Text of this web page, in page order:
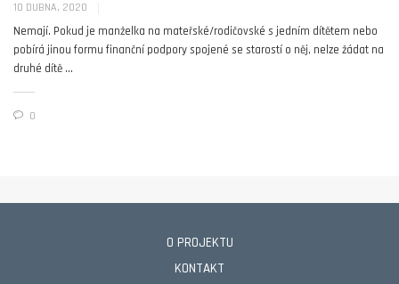
10 DUBNA, 2020
Nemají. Pokud je manželka na mateřské/rodičovské s jedním dítětem nebo
pobírá jinou formu finanční podpory spojené se starostí o něj, nelze žádat na
druhé dítě ...
0
O PROJEKTU
KONTAKT